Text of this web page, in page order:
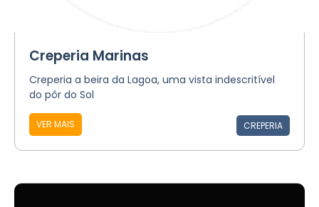
Creperia Marinas
Creperia a beira da Lagoa, uma vista indescritível
do pôr do Sol
VER MAIS CREPERIA